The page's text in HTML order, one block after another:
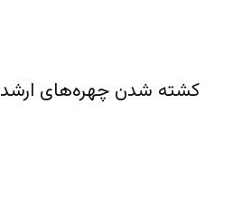
کشته شدن چهره‌های